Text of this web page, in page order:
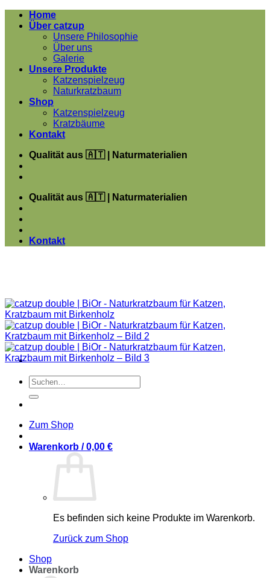
Zum
Inhalt
Home
Über catzup
Unsere Philosophie
Über uns
Galerie
Unsere Produkte
Katzenspielzeug
Naturkratzbaum
Shop
Katzenspielzeug
Kratzbäume
Kontakt
Qualität aus 🇦🇹 | Naturmaterialien
Qualität aus 🇦🇹 | Naturmaterialien
Kontakt
Suchen
nach:
Zum Shop
Warenkorb /0,00 €
Es befinden sich keine Produkte im Warenkorb.
Zurück zum Shop
Shop
Warenkorb